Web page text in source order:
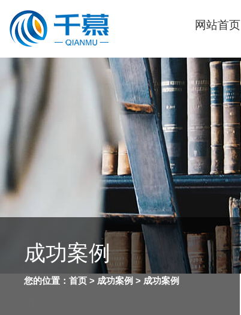
网站首页
成功案例
您的位置：首页 > 成功案例 > 成功案例